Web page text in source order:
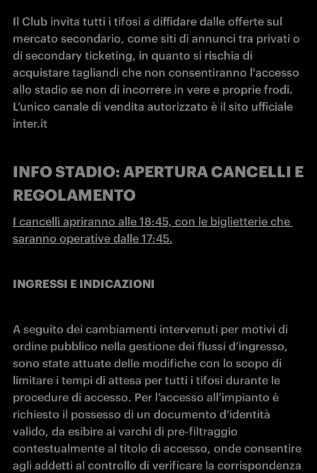
Il Club invita tutti i tifosi a diffidare dalle offerte sul
mercato secondario, come siti di annunci tra privati o
di secondary ticketing, in quanto si rischia di
acquistare tagliandi che non consentiranno l'accesso
allo stadio se non di incorrere in vere e proprie frodi.
L’unico canale di vendita autorizzato è il sito ufficiale
inter.it
INFO STADIO: APERTURA CANCELLI E
REGOLAMENTO
I cancelli apriranno alle 18:45, con le biglietterie che
saranno operative dalle 17:45.
INGRESSI E INDICAZIONI
A seguito dei cambiamenti intervenuti per motivi di
ordine pubblico nella gestione dei flussi d’ingresso,
sono state attuate delle modifiche con lo scopo di
limitare i tempi di attesa per tutti i tifosi durante le
procedure di accesso. Per l’accesso all’impianto è
richiesto il possesso di un documento d’identità
valido, da esibire ai varchi di pre-filtraggio
contestualmente al titolo di accesso, onde consentire
agli addetti al controllo di verificare la corrispondenza